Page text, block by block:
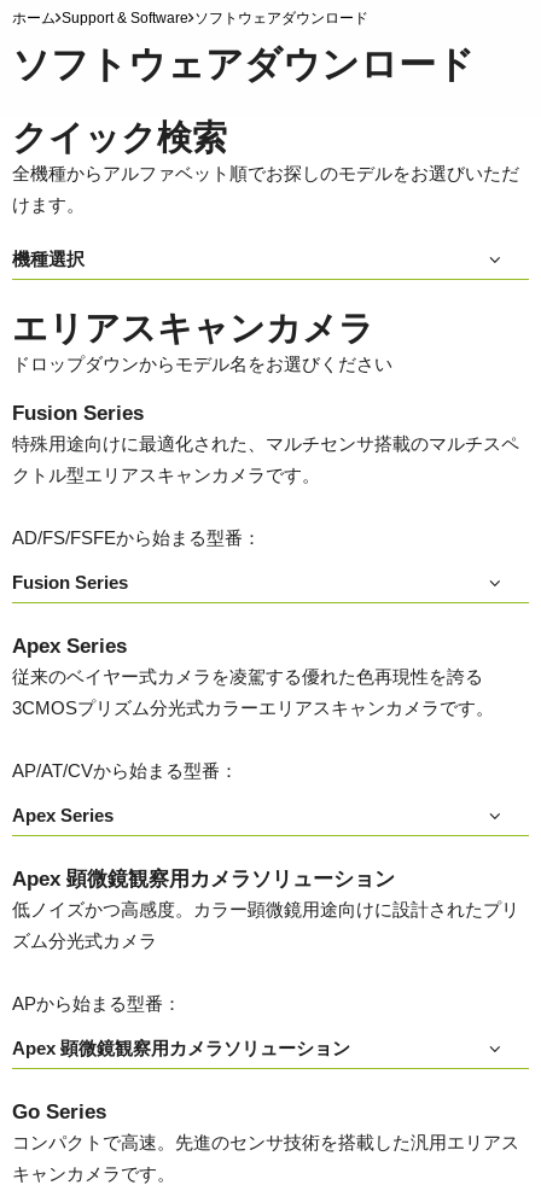
ホーム Support & Software ソフトウェアダウンロード
ソフトウェアダウンロード
クイック検索
全機種からアルファベット順でお探しのモデルをお選びいただ
けます。
機種選択
エリアスキャンカメラ
ドロップダウンからモデル名をお選びください
Fusion Series
特殊用途向けに最適化された、マルチセンサ搭載のマルチスペ
クトル型エリアスキャンカメラです。
AD/FS/FSFEから始まる型番：
Fusion Series
Apex Series
従来のベイヤー式カメラを凌駕する優れた色再現性を誇る
3CMOSプリズム分光式カラーエリアスキャンカメラです。
AP/AT/CVから始まる型番：
Apex Series
Apex 顕微鏡観察用カメラソリューション
低ノイズかつ高感度。カラー顕微鏡用途向けに設計されたプリ
ズム分光式カメラ
APから始まる型番：
Apex 顕微鏡観察用カメラソリューション
Go Series
コンパクトで高速。先進のセンサ技術を搭載した汎用エリアス
キャンカメラです。